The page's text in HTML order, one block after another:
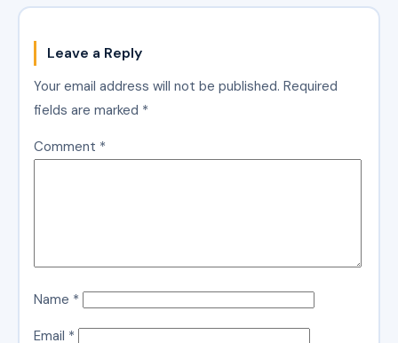
Leave a Reply
Your email address will not be published. Required
fields are marked *
Comment *
Name *
Email *